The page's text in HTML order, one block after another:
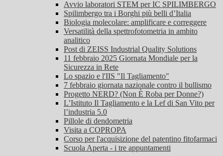
Avvio laboratori STEM per IC SPILIMBERGO
Spilimbergo tra i Borghi più belli d’Italia
Biologia molecolare: amplificare e correggere
Versatilità della spettrofotometria in ambito
analitico
Post di ZEISS Industrial Quality Solutions
11 febbraio 2025 Giornata Mondiale per la
Sicurezza in Rete
Lo spazio e l'IIS "Il Tagliamento"
7 febbraio giornata nazionale contro il bullismo
Progetto NERD? (Non È Roba per Donne?)
L’Istituto Il Tagliamento e la Lef di San Vito per
l’industria 5.0
Pillole di dendometria
Visita a COPROPA
Corso per l'acquisizione del patentino fitofarmaci
Scuola Aperta - i tre appuntamenti